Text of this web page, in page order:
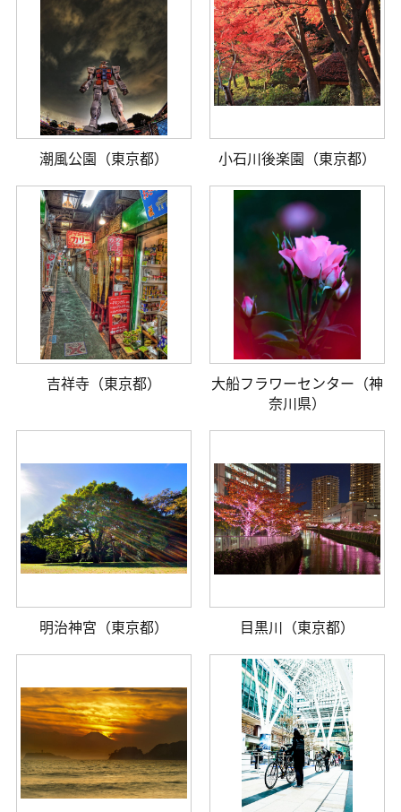
潮風公園（東京都） 小石川後楽園（東京都）
吉祥寺（東京都）
大船フラワーセンター（神
奈川県）
明治神宮（東京都） 目黒川（東京都）